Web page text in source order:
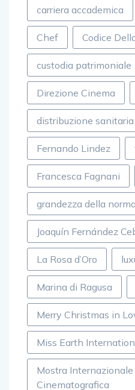
carriera accademica
Chef Codice
custodia patrimoniale
Direzione Cinema
distribuzione sanitaria
Fernando Lindez
Francesca Fagnani
grandezza della
Joaquín Fernández
La Rosa d’Oro
Marina di Ragusa
Merry Christmas in
Miss Earth
Mostra Internazionale
Cinematografica